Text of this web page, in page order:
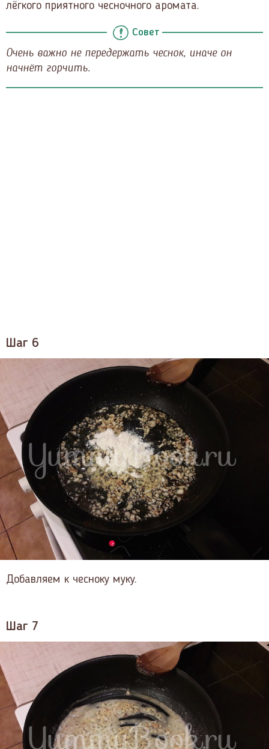
лёгкого приятного чесночного аромата.
Совет
Очень важно не передержать чеснок, иначе он
начнёт горчить.
Шаг 6
Добавляем к чесноку муку.
Шаг 7